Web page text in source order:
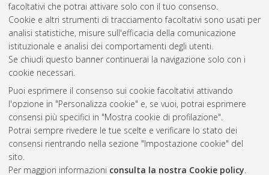
facoltativi che potrai attivare solo con il tuo consenso.
Cookie e altri strumenti di tracciamento facoltativi sono usati per
analisi statistiche, misure sull'efficacia della comunicazione
istituzionale e analisi dei comportamenti degli utenti.
Se chiudi questo banner continuerai la navigazione solo con i
cookie necessari.
Puoi esprimere il consenso sui cookie facoltativi attivando
l'opzione in "Personalizza cookie" e, se vuoi, potrai esprimere
consensi più specifici in "Mostra cookie di profilazione".
Potrai sempre rivedere le tue scelte e verificare lo stato dei
consensi rientrando nella sezione "Impostazione cookie" del
sito.
Per maggiori informazioni consulta la nostra Cookie policy.
Altri metadati
Gestione del documento:
Atom
Rss 1.0
Rss 2.0
AMS Laurea